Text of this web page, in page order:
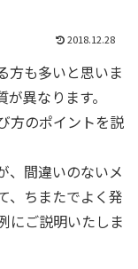
2018.12.28
方も多いと思いま
異なります。
方のポイントを説
、間違いのないメ
、ちまたでよく発
にご説明いたしま